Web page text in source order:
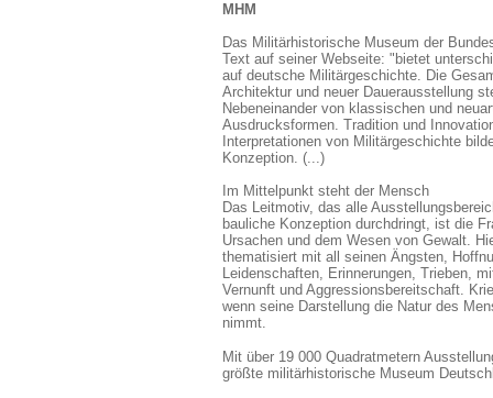
MHM
Das Militärhistorische Museum der
Text auf seiner Webseite: "bietet
auf deutsche Militärgeschichte. Die
Architektur und neuer Dauerausstellung
Nebeneinander von klassischen und
Ausdrucksformen. Tradition und
Interpretationen von Militärgeschichte
Konzeption. (...)
Im Mittelpunkt steht der Mensch
Das Leitmotiv, das alle
bauliche Konzeption durchdringt, ist die
Ursachen und dem Wesen von Gewalt.
thematisiert mit all seinen Ängsten,
Leidenschaften, Erinnerungen, Trieben,
Vernunft und Aggressionsbereitschaft.
wenn seine Darstellung die Natur des
nimmt.
Mit über 19 000 Quadratmetern
größte militärhistorische Museum